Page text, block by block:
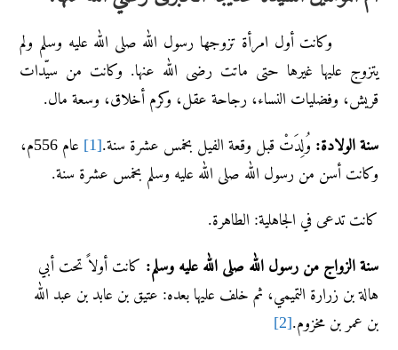
وكانت أول امرأة تزوجها رسول الله صلى الله عليه وسلم ولم
يتزوج عليها غيرها حتى ماتت رضى الله عنها. وكانت من سيّدات
قريش، وفضليات النساء، رجاحة عقل، وكرم أخلاق، وسعة مال.
سنة الولادة: وُلِدَتْ قبل وقعة الفيل بخمس عشرة سنة.[1]
عام 556م،
وكانت أسن من رسول الله صلى الله عليه وسلم بخمس عشرة سنة.
كانت تدعى في الجاهلية: الطاهرة.
سنة الزواج من رسول الله صلى الله عليه وسلم: كانت أولاً تحت أبي
هالة بن زرارة التميمي، ثم خلف عليها بعده: عتيق بن عابد بن عبد الله
بن عمر بن مخزوم.[2]